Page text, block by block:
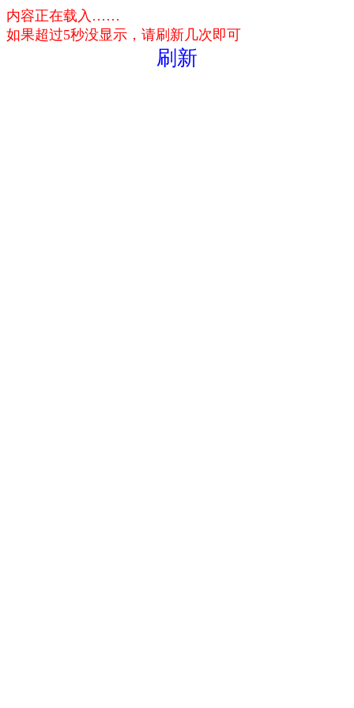
内容正在载入……
如果超过5秒没显示，请刷新几次即可
刷新